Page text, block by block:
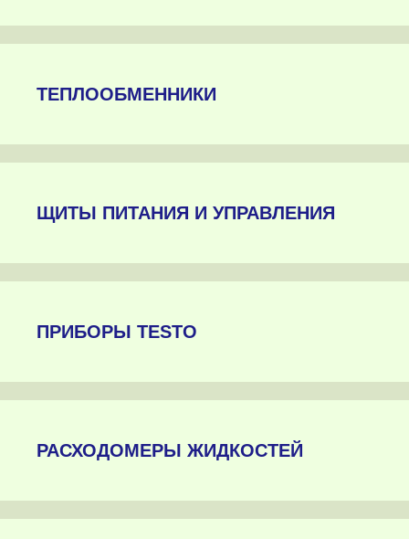
ТЕПЛООБМЕННИКИ
ЩИТЫ ПИТАНИЯ И УПРАВЛЕНИЯ
ПРИБОРЫ TESTO
РАСХОДОМЕРЫ ЖИДКОСТЕЙ